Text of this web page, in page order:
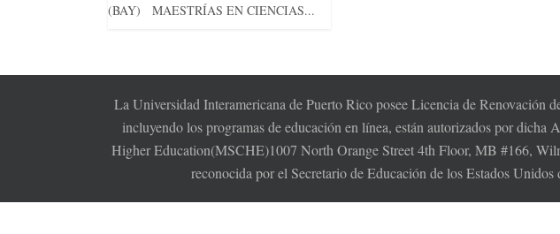
(BAY) MAESTRÍAS EN CIENCIAS...
La Universidad Interamericana de Puerto Rico posee Licencia de Renovación
incluyendo los programas de educación en línea, están autorizados por
Higher Education(MSCHE)1007 North Orange Street 4th Floor, MB #166,
reconocida por el Secretario de Educación de los Estados